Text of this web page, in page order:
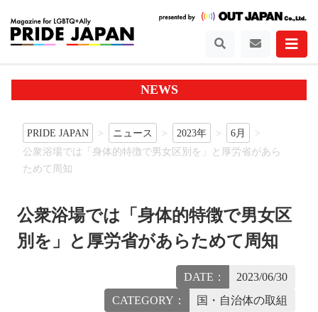
NEWS
PRIDE JAPAN ニュース 2023年
6月
公衆浴場では「身体的特徴で男女区別を」と厚労省があら
ためて周知
公衆浴場では「身体的特徴で男女区
別を」と厚労省があらためて周知
DATE：
2023/06/30
CATEGORY：
国・自治体の取組